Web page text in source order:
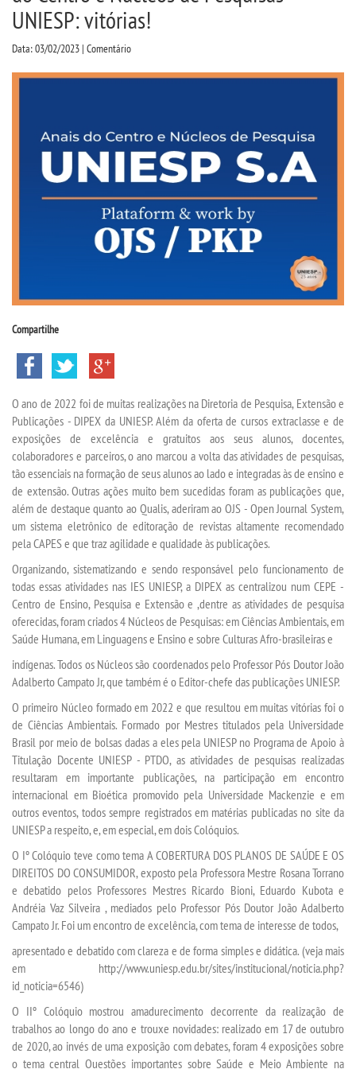
CPA
CPSA
FIES
CURSOS
BACHARELADOS
INSCREVA-SE
TRANSFERÊNCIA
SEGUNDA GRADUAÇÃO
MATRÍCULA
EDITAL
EDITAL - ADENDO 1
PUBLICAÇÕES
DESTAQUES
UNIESP NEWS
REPOSITÓRIO
PDI
REGIMENTOS
DISCENTES
MONITORIA
RESOLUÇÕES
UNIESP: vitórias!
Data: 03/02/2023 | Comentário
Compartilhe
O ano de 2022 foi de muitas realizações na Diretoria de Pesquisa, Extensão e
Publicações - DIPEX da UNIESP. Além da oferta de cursos extraclasse e de
exposições de excelência e gratuitos aos seus alunos, docentes,
colaboradores e parceiros, o ano marcou a volta das atividades de pesquisas,
tão essenciais na formação de seus alunos ao lado e integradas às de ensino e
de extensão. Outras ações muito bem sucedidas foram as publicações que,
além de destaque quanto ao Qualis, aderiram ao OJS - Open Journal System,
um sistema eletrônico de editoração de revistas altamente recomendado
pela CAPES e que traz agilidade e qualidade às publicações.
Organizando, sistematizando e sendo responsável pelo funcionamento de
todas essas atividades nas IES UNIESP, a DIPEX as centralizou num CEPE -
Centro de Ensino, Pesquisa e Extensão e ,dentre as atividades de pesquisa
oferecidas, foram criados 4 Núcleos de Pesquisas: em Ciências Ambientais, em
Saúde Humana, em Linguagens e Ensino e sobre Culturas Afro-brasileiras e
indígenas. Todos os Núcleos são coordenados pelo Professor Pós Doutor João
Adalberto Campato Jr, que também é o Editor-chefe das publicações UNIESP.
O primeiro Núcleo formado em 2022 e que resultou em muitas vitórias foi o
de Ciências Ambientais. Formado por Mestres titulados pela Universidade
Brasil por meio de bolsas dadas a eles pela UNIESP no Programa de Apoio à
Titulação Docente UNIESP - PTDO, as atividades de pesquisas realizadas
resultaram em importante publicações, na participação em encontro
internacional em Bioética promovido pela Universidade Mackenzie e em
outros eventos, todos sempre registrados em matérias publicadas no site da
UNIESP a respeito, e, em especial, em dois Colóquios.
O Iº Colóquio teve como tema A COBERTURA DOS PLANOS DE SAÚDE E OS
DIREITOS DO CONSUMIDOR, exposto pela Professora Mestre Rosana Torrano
e debatido pelos Professores Mestres Ricardo Bioni, Eduardo Kubota e
Andréia Vaz Silveira , mediados pelo Professor Pós Doutor João Adalberto
Campato Jr. Foi um encontro de excelência, com tema de interesse de todos,
apresentado e debatido com clareza e de forma simples e didática. (veja mais
em http://www.uniesp.edu.br/sites/institucional/noticia.php?
id_noticia=6546)
O IIº Colóquio mostrou amadurecimento decorrente da realização de
trabalhos ao longo do ano e trouxe novidades: realizado em 17 de outubro
de 2020, ao invés de uma exposição com debates, foram 4 exposições sobre
o tema central Questões importantes sobre Saúde e Meio Ambiente na